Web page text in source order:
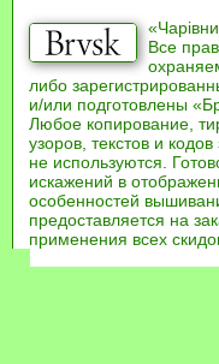
Все
либо
и/или подготовлены
Любое копирование,
узоров, текстов и
не используются.
искажений в
особенностей
предоставляется на
применения всех